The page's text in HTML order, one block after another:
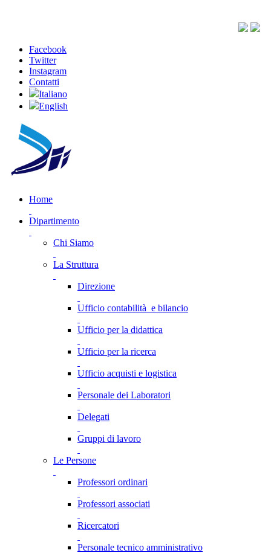
Facebook
Twitter
Instagram
Contatti
Italiano
English
Home
Dipartimento
Chi Siamo
La Struttura
Direzione
Ufficio contabilità e bilancio
Ufficio per la didattica
Ufficio per la ricerca
Ufficio acquisti e logistica
Personale dei Laboratori
Delegati
Gruppi di lavoro
Le Persone
Professori ordinari
Professori associati
Ricercatori
Personale tecnico amministrativo